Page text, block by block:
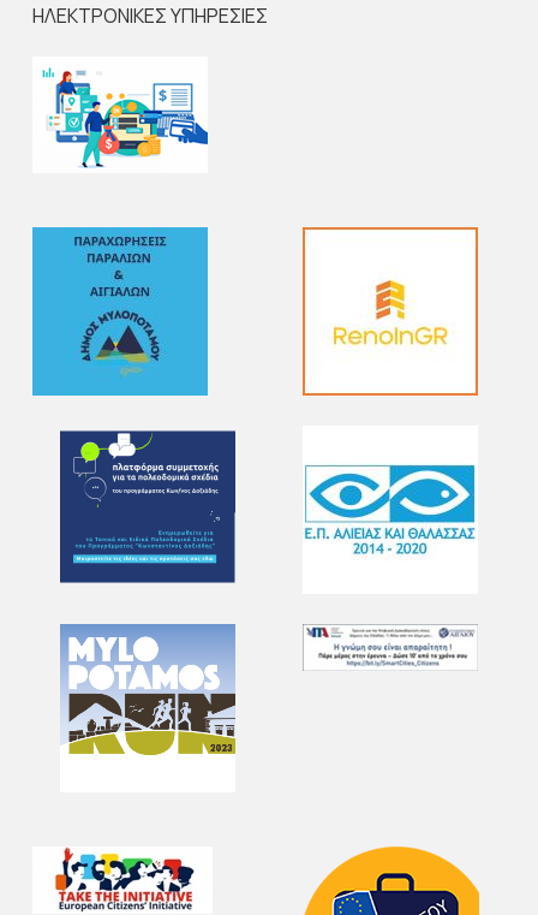
ΗΛΕΚΤΡΟΝΙΚΕΣ ΥΠΗΡΕΣΙΕΣ